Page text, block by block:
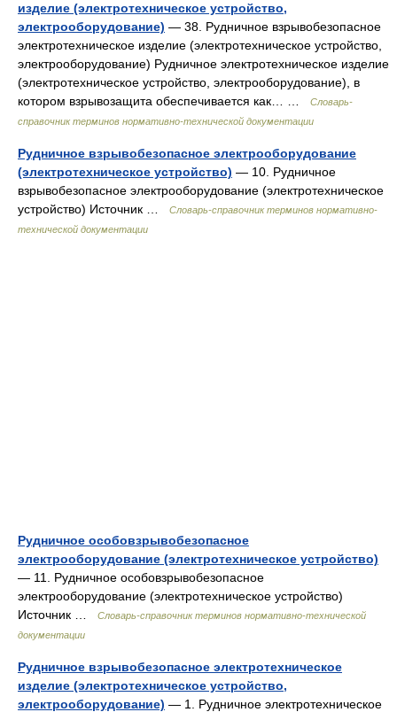
изделие (электротехническое устройство,
электрооборудование) — 38. Рудничное взрывобезопасное
электротехническое изделие (электротехническое устройство,
электрооборудование) Рудничное электротехническое изделие
(электротехническое устройство, электрооборудование), в
котором взрывозащита обеспечивается как… …
Словарь-
справочник терминов нормативно-технической документации
Рудничное взрывобезопасное электрооборудование
(электротехническое устройство) — 10. Рудничное
взрывобезопасное электрооборудование (электротехническое
устройство) Источник …
Словарь-справочник терминов нормативно-
технической документации
Рудничное особовзрывобезопасное
электрооборудование (электротехническое устройство)
— 11. Рудничное особовзрывобезопасное
электрооборудование (электротехническое устройство)
Источник …
Словарь-справочник терминов нормативно-технической
документации
Рудничное взрывобезопасное электротехническое
изделие (электротехническое устройство,
электрооборудование) — 1. Рудничное электротехническое